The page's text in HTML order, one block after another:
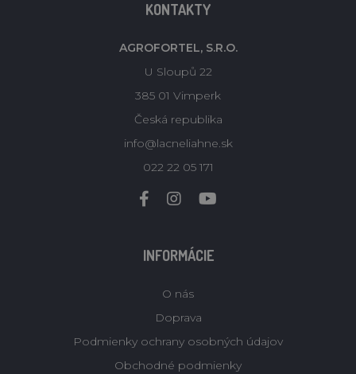
KONTAKTY
AGROFORTEL, S.R.O.
U Sloupů 22
385 01 Vimperk
Česká republika
info@lacneliahne.sk
022 22 05 171
INFORMÁCIE
O nás
Doprava
Podmienky ochrany osobných údajov
Obchodné podmienky